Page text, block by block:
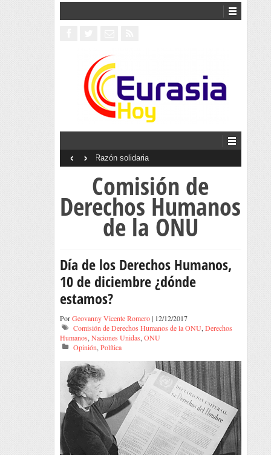
Interventionism estatal
‹ ›
Comisión de
Derechos Humanos
de la ONU
Día de los Derechos Humanos,
10 de diciembre ¿dónde
estamos?
PorGeovanny Vicente Romero| 12/12/2017
Comisión de Derechos Humanos de la ONU, Derechos
Humanos, Naciones Unidas, ONU
Opinión, Política